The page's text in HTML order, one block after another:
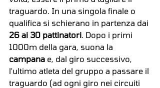
traguardo. In una singola finale o
qualifica si schierano in partenza dai
26 ai 30 pattinatori. Dopo i primi
1000m della gara, suona la
campana e, dal giro successivo,
l'ultimo atleta del gruppo a passare il
traguardo (ad ogni giro nei circuiti